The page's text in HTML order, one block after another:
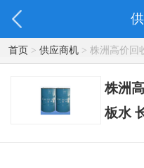
首页> 供应商机> 株洲高价回
收 当场核价
株洲
板水